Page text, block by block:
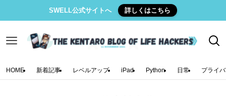
SWELL公式サイトへ 詳しくはこちら
HOME 新着記事 レベルアップ iPad Python 日常 プライ